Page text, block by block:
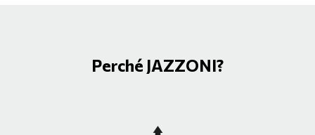
Perché JAZZONI?